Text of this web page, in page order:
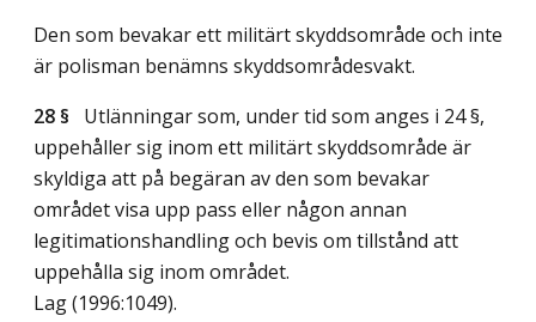
Den som bevakar ett militärt skyddsområde och inte
är polisman benämns skyddsområdesvakt.
28 § Utlänningar som, under tid som anges i 24 §,
uppehåller sig inom ett militärt skyddsområde är
skyldiga att på begäran av den som bevakar
området visa upp pass eller någon annan
legitimationshandling och bevis om tillstånd att
uppehålla sig inom området.
Lag (1996:1049).